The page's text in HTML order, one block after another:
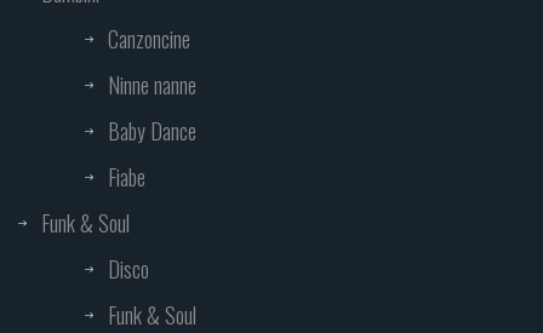
Canzoncine
Ninne nanne
Baby Dance
Fiabe
Funk & Soul
Disco
Funk & Soul